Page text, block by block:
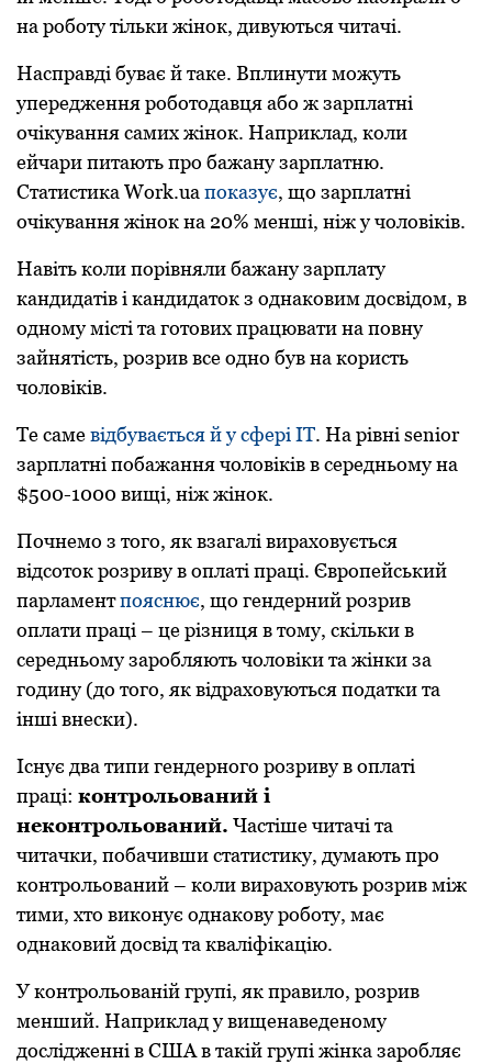
на роботу тільки жінок, дивуються читачі.
Насправді буває й таке. Вплинути можуть
упередження роботодавця або ж зарплатні
очікування самих жінок. Наприклад, коли
ейчари питають про бажану зарплатню.
Статистика Work.ua показує, що зарплатні
очікування жінок на 20% менші, ніж у чоловіків.
Навіть коли порівняли бажану зарплату
кандидатів і кандидаток з однаковим досвідом, в
одному місті та готових працювати на повну
зайнятість, розрив все одно був на користь
чоловіків.
Те самевідбувається й у сфері ІТ. На рівні senior
зарплатні побажання чоловіків в середньому на
$500-1000 вищі, ніж жінок.
Почнемо з того, як взагалі вираховується
відсоток розриву в оплаті праці. Європейський
парламентпояснює, що гендерний розрив
оплати праці – це різниця в тому, скільки в
середньому заробляють чоловіки та жінки за
годину (до того, як відраховуються податки та
інші внески).
Існує два типи гендерного розриву в оплаті
праці: контрольований і
неконтрольований. Частіше читачі та
читачки, побачивши статистику, думають про
контрольований – коли вираховують розрив між
тими, хто виконує однакову роботу, має
однаковий досвід та кваліфікацію.
У контрольованій групі, як правило, розрив
менший. Наприклад у вищенаведеному
дослідженні в США в такій групі жінка заробляє